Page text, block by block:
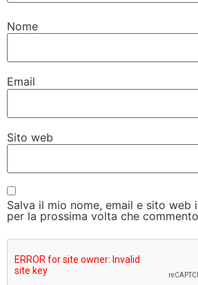
Nome
Email
Sito web
Salva il mio nome, email e sito web
per la prossima volta che